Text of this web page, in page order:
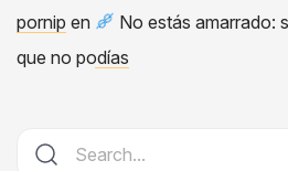
pornip en
No estás amarrado:
que no podías